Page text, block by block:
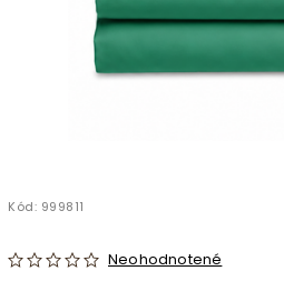
Kód: 999811
Neohodnotené